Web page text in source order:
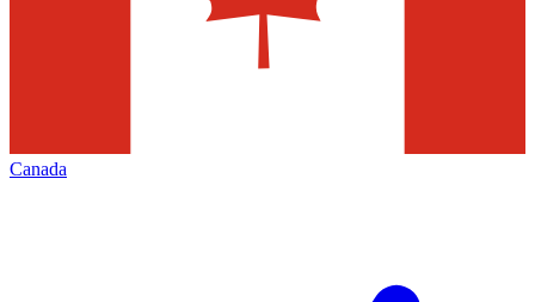
Canada